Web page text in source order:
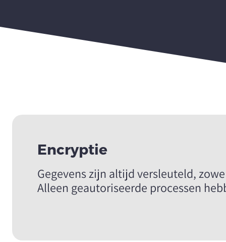
Encryptie
Gegevens zijn altijd versleuteld,
Alleen geautoriseerde processen